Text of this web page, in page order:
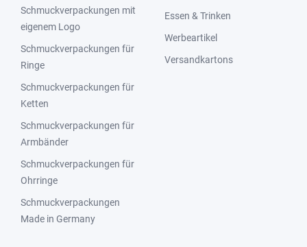
Schmuckverpackungen mit
eigenem Logo
Schmuckverpackungen für
Ringe
Schmuckverpackungen für
Ketten
Schmuckverpackungen für
Armbänder
Schmuckverpackungen für
Ohrringe
Schmuckverpackungen
Made in Germany
Essen & Trinken
Werbeartikel
Versandkartons